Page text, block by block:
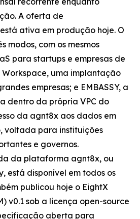
A oferta de
ativa em produção hoje. O
modos, com os mesmos
para startups e empresas de
uma implantação
empresas; e EMBASSY, a
dentro da própria VPC do
da agnt8x aos dados em
voltada para instituições
e governos.
da plataforma agnt8x, ou
está disponível em todos os
publicou hoje o EightX
v0.1 sob a licença open-source
aberta para